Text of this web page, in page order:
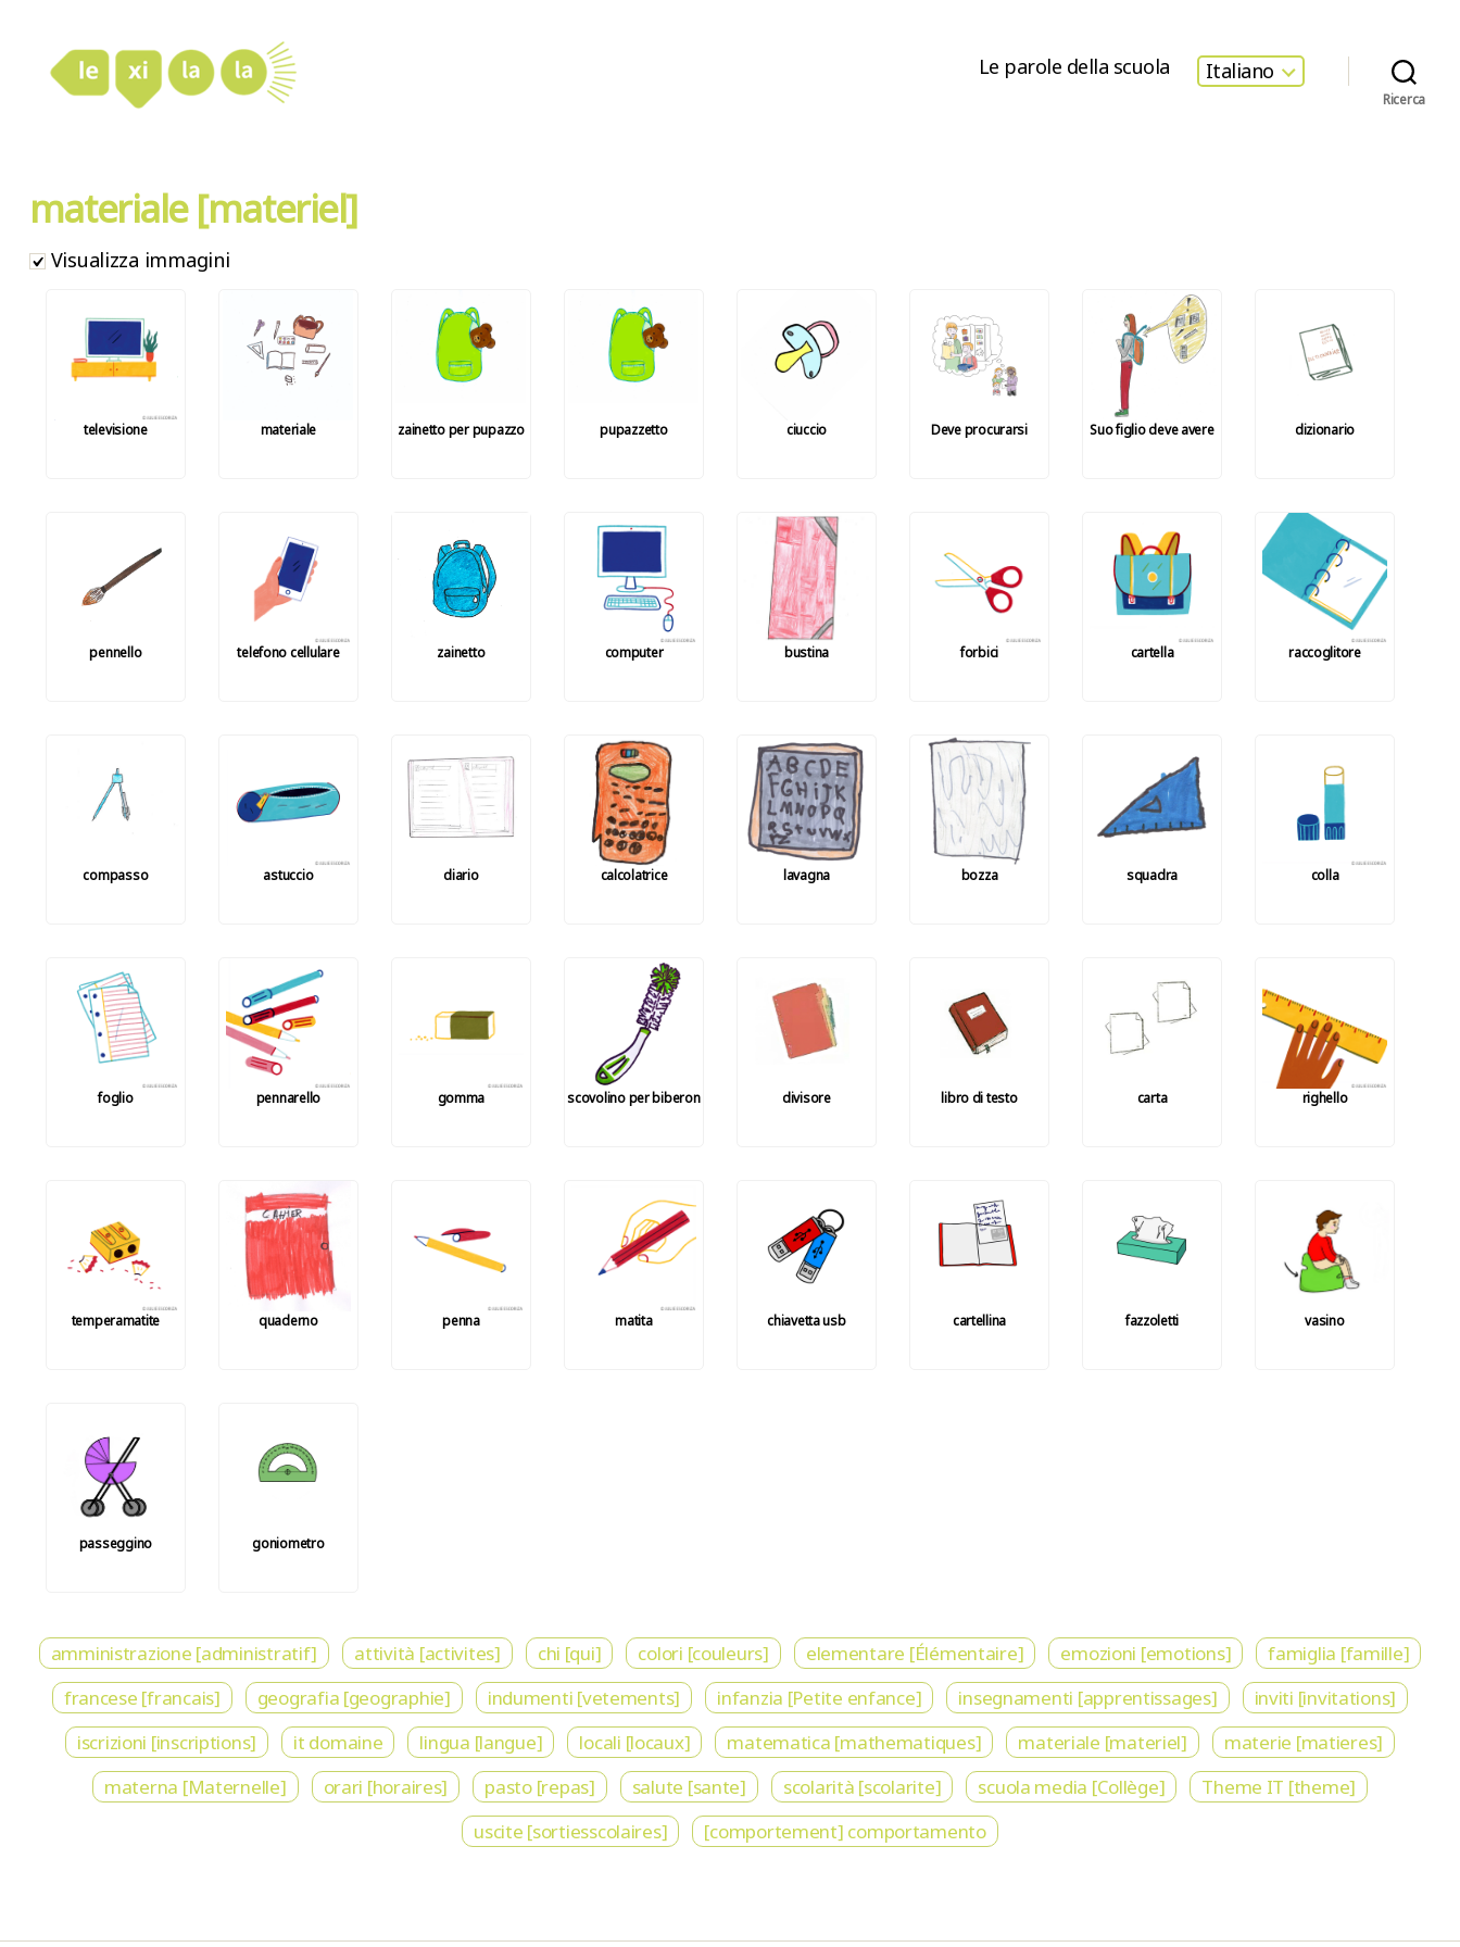
Le parole della scuola Italiano
Ricerca
materiale [materiel]
Visualizza immagini
televisione materiale zainetto per pupazzo pupazzetto ciuccio Deve procurarsi Suo figlio deve avere dizionario
pennello telefono cellulare zainetto computer bustina forbici cartella raccoglitore
compasso astuccio diario calcolatrice lavagna bozza squadra colla
foglio pennarello gomma scovolino per biberon divisore libro di testo carta righello
temperamatite quaderno penna matita chiavetta usb cartellina fazzoletti vasino
passeggino goniometro
amministrazione [administratif] attività [activites] chi [qui] colori [couleurs] elementare [Élémentaire] emozioni [emotions]
famiglia [famille]
francese [francais]
geografia [geographie] indumenti [vetements] infanzia [Petite enfance] insegnamenti [apprentissages]
inviti [invitations]
iscrizioni [inscriptions]
it domaine lingua [langue] locali [locaux] matematica [mathematiques] materiale [materiel]
materie [matieres]
materna [Maternelle]
orari [horaires] pasto [repas] salute [sante] scolarità [scolarite] scuola media [Collège]
Theme IT [theme]
uscite [sortiesscolaires]
[comportement] comportamento